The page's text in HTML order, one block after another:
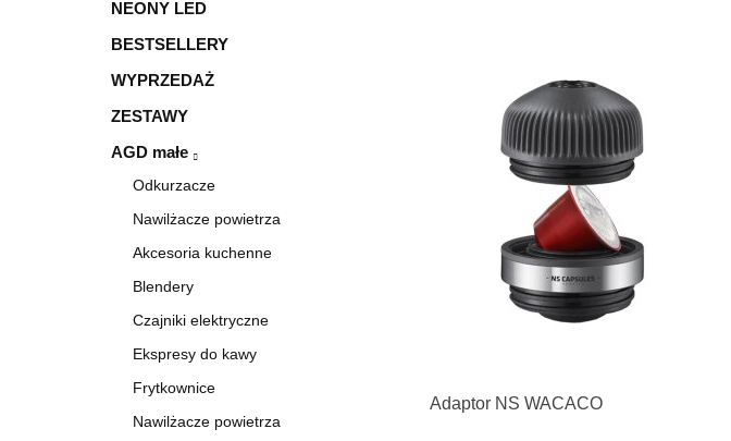
NEONY LED
BESTSELLERY
WYPRZEDAŻ
ZESTAWY
AGD małe
Odkurzacze
Nawilżacze powietrza
Akcesoria kuchenne
Blendery
Czajniki elektryczne
Ekspresy do kawy
Frytkownice
Nawilżacze powietrza
Adaptor NS WACACO